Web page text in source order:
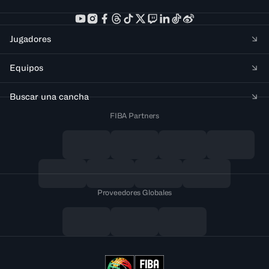
Jugadores
Equipos
Buscar una cancha
FIBA Partners
Proveedores Globales